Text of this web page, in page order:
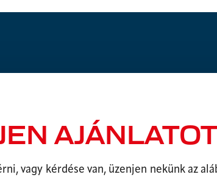
vagy kérdése van, üzenjen nekünk az